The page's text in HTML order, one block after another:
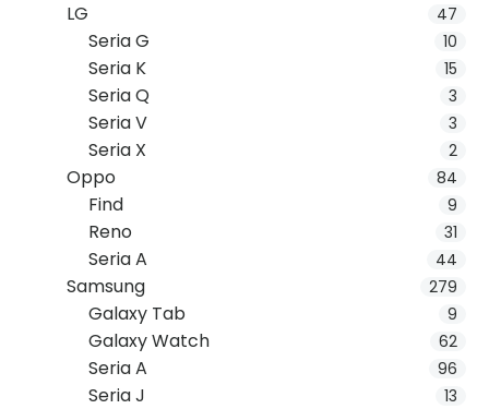
LG 47
Seria G 10
Seria K 15
Seria Q 3
Seria V 3
Seria X 2
Oppo 84
Find 9
Reno 31
Seria A 44
Samsung 279
Galaxy Tab 9
Galaxy Watch 62
Seria A 96
Seria J 13